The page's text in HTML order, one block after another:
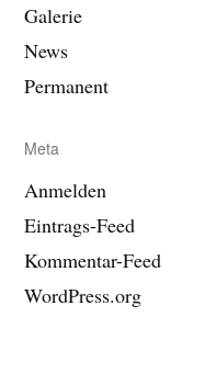
Galerie
News
Permanent
Meta
Anmelden
Eintrags-Feed
Kommentar-Feed
WordPress.org